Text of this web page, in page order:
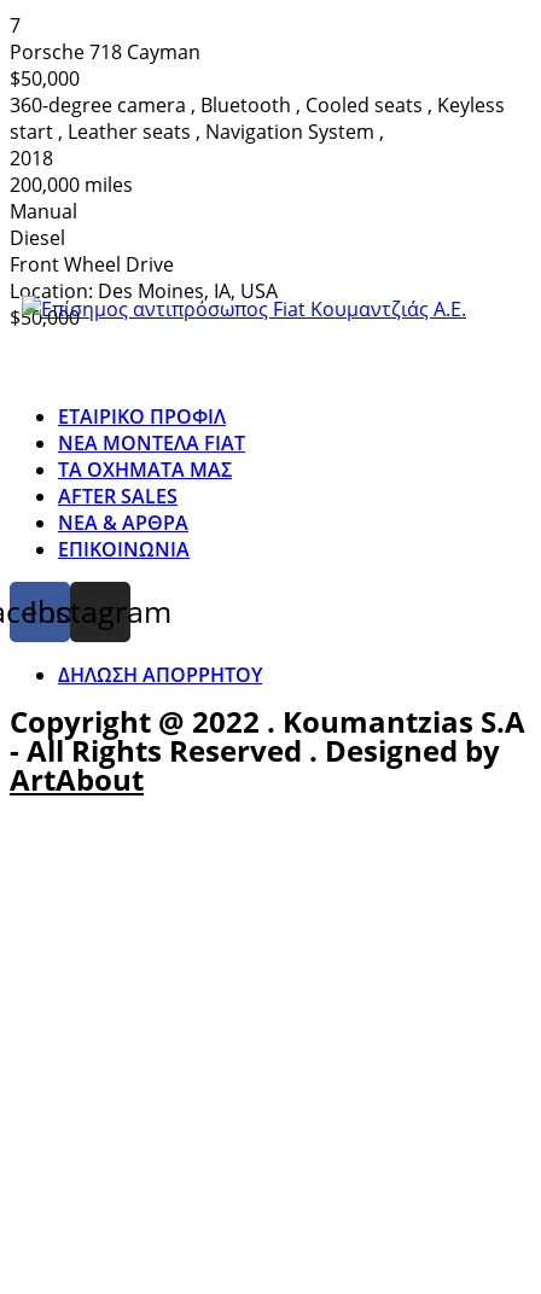
7
Porsche 718 Cayman
$50,000
360-degree camera , Bluetooth , Cooled seats , Keyless
start , Leather seats , Navigation System ,
2018
200,000 miles
Manual
Diesel
Front Wheel Drive
Location: Des Moines, IA, USA
$50,000
ΕΤΑΙΡΙΚΟ ΠΡΟΦΙΛ
ΝΕΑ ΜΟΝΤΕΛΑ FIAT
ΤΑ ΟΧΗΜΑΤΑ ΜΑΣ
AFTER SALES
ΝΕΑ & ΑΡΘΡΑ
ΕΠΙΚΟΙΝΩΝΙΑ
Instagram
ΔΗΛΩΣΗ ΑΠΟΡΡΗΤΟΥ
Copyright @ 2022 . Koumantzias S.A
- All Rights Reserved . Designed by
ArtAbout